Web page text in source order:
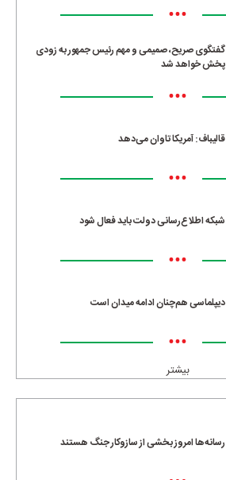
•••
گفتگوی صریح، صمیمی و مهم رئیس جمهور به زودی
پخش خواهد شد
•••
قالیباف: آمریکا تاوان می‌دهد
•••
شبکه اطلاع‌رسانی دولت باید فعال شود
•••
دیپلماسی هم‌چنان ادامه میدان است
•••
بیشتر
رسانه‌ها امروز بخشی از سازوکار جنگ هستند